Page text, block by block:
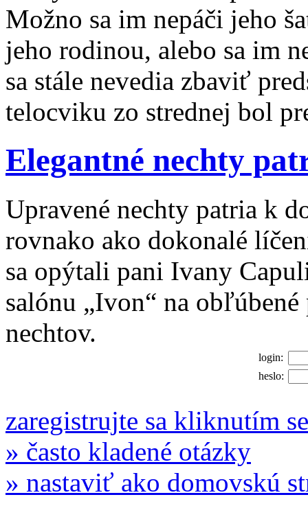
Možno sa im nepáči jeho
jeho rodinou, alebo sa im
sa stále nevedia zbaviť
telocviku zo strednej bol
Elegantné nechty
Upravené nechty patria k
rovnako ako dokonalé
sa opýtali pani Ivany
salónu „Ivon“ na
nechtov.
login:
heslo:
zaregistrujte sa kliknutím
» často kladené otázky
» nastaviť ako domovskú